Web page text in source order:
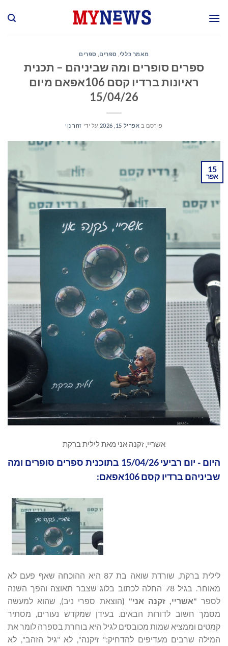
מאמר כללי ספרים ספרים
ספרים סופרים ומה שביניהם – תכנית
ראיונות ברדיו קסם 106אפאם מיום
15/04/26
פורסם ב אפריל 15, 2026 על ידי זהר נוי
15
אפר
אשריי, זקנה אני מאת לילית ברקת
היום - יום רביעי 15/04/26 בתוכנית ספרים סופרים ומה
שביניהם ברדיו קסם 106אפאם:
לילית ברקת, שורדת שואה בת 87 היא ההוכחה שאף פעם לא
מאוחר. בגיל 78 החלה לכתוב בלוג שצבר תאוצה והפך השנה
לספר "אשריי, זקנה אני" (הוצאת ספרי ניב), שהוא למעשה
מסמך חשוב לדורות הבאים. בעידן שמקדש נעורים, מסתיר
קמטים וממציא שמות מכובסים לגיל היא בוחרת בספרה לומר את
המילה שרבים מעדיפים להדחיק:" זיקנה", לא "גיל הזהב", לא